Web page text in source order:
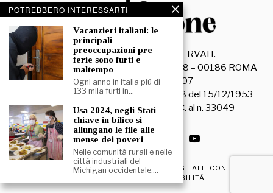
© 2026- TUTTI I DIRITTI RISERVATI.
La Discussione S.r.l. – Piazza Capranica, 78 – 00186 ROMA
C.F. e P. IVA 15045971007
Registrazione Tribunale di Roma n. 3628 del 15/12/1953
La società editrice è iscritta al R.O.C. al n. 33049
PRIVACY & COOKIE POLICY EDIZIONI DIGITALI
CONTATTI
DICHIARAZIONE DI ACCESSIBILITÀ
POTREBBERO INTERESSARTI
Vacanzieri italiani: le
principali
preoccupazioni pre-
ferie sono furti e
maltempo
Ogni anno in Italia più di
133 mila furti in…
Usa 2024, negli Stati
chiave in bilico si
allungano le file alle
mense dei poveri
Nelle comunità rurali e nelle
città industriali del
Michigan occidentale,…